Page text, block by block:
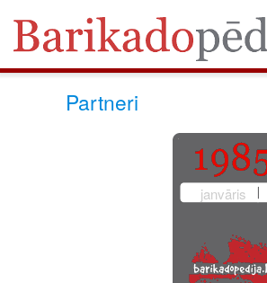
Partneri
janvāris